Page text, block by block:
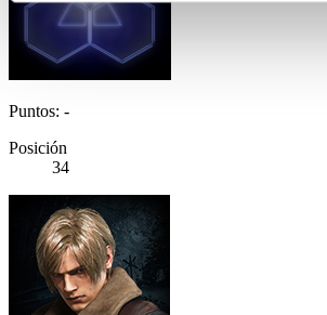
Puntos: -
Posición
34